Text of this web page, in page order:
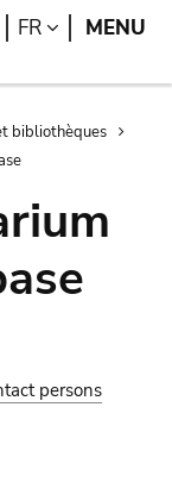
Search
FR LANGUAGE
MENU
bibliothèques
persons